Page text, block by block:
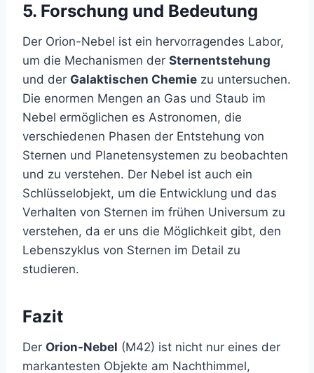
5. Forschung und Bedeutung
Der Orion-Nebel ist ein hervorragendes Labor,
um die Mechanismen der Sternentstehung
und der Galaktischen Chemie zu untersuchen.
Die enormen Mengen an Gas und Staub im
Nebel ermöglichen es Astronomen, die
verschiedenen Phasen der Entstehung von
Sternen und Planetensystemen zu beobachten
und zu verstehen. Der Nebel ist auch ein
Schlüsselobjekt, um die Entwicklung und das
Verhalten von Sternen im frühen Universum zu
verstehen, da er uns die Möglichkeit gibt, den
Lebenszyklus von Sternen im Detail zu
studieren.
Fazit
Der Orion-Nebel (M42) ist nicht nur eines der
markantesten Objekte am Nachthimmel,